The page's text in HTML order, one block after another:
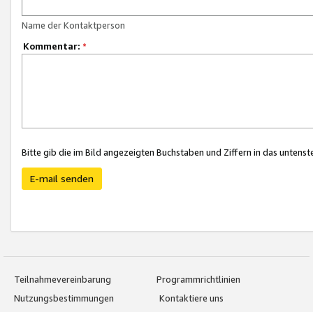
Name der Kontaktperson
Kommentar: *
Bitte gib die im Bild angezeigten Buchstaben und Ziffern in das
E-mail senden
Teilnahmevereinbarung
Programmrichtlinien
Nutzungsbestimmungen
Kontaktiere uns